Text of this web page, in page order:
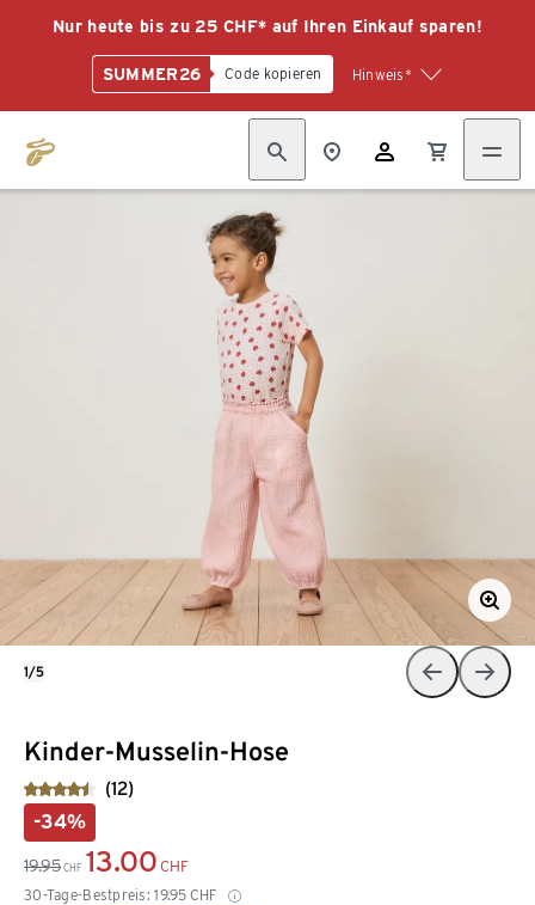
Nur heute bis zu 25 CHF* auf Ihren Einkauf sparen!
SUMMER26 Code kopieren Hinweis*
Kinder-Musselin-Hose
(12)
-34%
19.95 CHF 13.00 CHF
30-Tage-Bestpreis: 19.95 CHF
1/5